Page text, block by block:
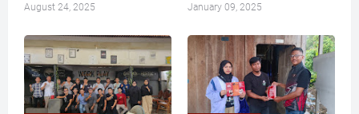
August 24, 2025 January 09, 2025